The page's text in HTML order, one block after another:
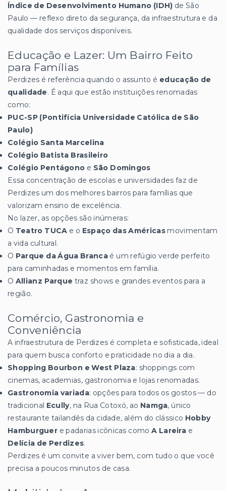
Índice de Desenvolvimento Humano (IDH) de São
Paulo — reflexo direto da segurança, da infraestrutura e da
qualidade dos serviços disponíveis.
Educação e Lazer: Um Bairro Feito
para Famílias
Perdizes é referência quando o assunto é educação de
qualidade. É aqui que estão instituições renomadas
como:
PUC-SP (Pontifícia Universidade Católica de São
Paulo)
Colégio Santa Marcelina
Colégio Batista Brasileiro
Colégio Pentágono e São Domingos
Essa concentração de escolas e universidades faz de
Perdizes um dos melhores bairros para famílias que
valorizam ensino de excelência.
No lazer, as opções são inúmeras:
O Teatro TUCA e o Espaço das Américasmovimentam
a vida cultural.
O Parque da Água Brancaé um refúgio verde perfeito
para caminhadas e momentos em família.
O Allianz Parque traz shows e grandes eventos para a
região.
Comércio, Gastronomia e
Conveniência
A infraestrutura de Perdizes é completa e sofisticada, ideal
para quem busca conforto e praticidade no dia a dia.
Shopping Bourbon e West Plaza: shoppings com
cinemas, academias, gastronomia e lojas renomadas.
Gastronomia variada: opções para todos os gostos — do
tradicional Ecully, na Rua Cotoxó, ao Namga, único
restaurante tailandês da cidade, além do clássico Hobby
Hamburguer e padarias icônicas comoA Lareira e
Delícia de Perdizes.
Perdizes é um convite a viver bem, com tudo o que você
precisa a poucos minutos de casa.